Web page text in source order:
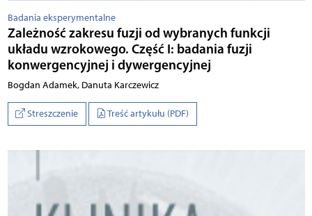
Badania eksperymentalne
Zależność zakresu fuzji od wybranych funkcji
układu wzrokowego. Część I: badania fuzji
konwergencyjnej i dywergencyjnej
Bogdan Adamek, Danuta Karczewicz
Streszczenie Treść artykułu (PDF)